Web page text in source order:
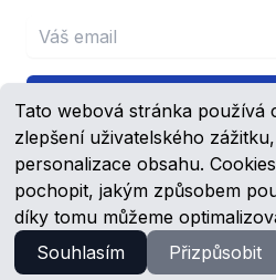
Tato webová stránka používá
zlepšení uživatelského
personalizace obsahu.
pochopit, jakým způsobem
díky tomu můžeme
Souhlasím
Přizpůsobit
Email address
Přihlášení
FacebookYouTube
© 2023 -2026Schmachtl.cz, s.r.o.